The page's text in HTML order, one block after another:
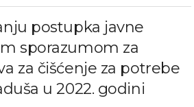
postupka javne
sporazumom za
za čišćenje za potrebe
u 2022. godini